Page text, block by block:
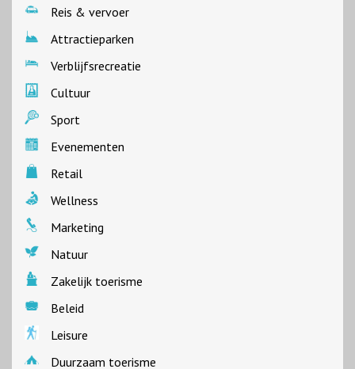
Reis & vervoer
Attractieparken
Verblijfsrecreatie
Cultuur
Sport
Evenementen
Retail
Wellness
Marketing
Natuur
Zakelijk toerisme
Beleid
Leisure
Duurzaam toerisme